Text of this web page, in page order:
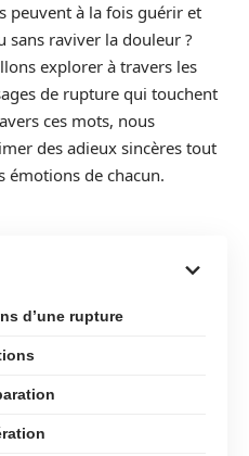
peuvent à la fois guérir et
sans raviver la douleur ?
explorer à travers les
de rupture qui touchent
ces mots, nous
des adieux sincères tout
émotions de chacun.
d’une rupture